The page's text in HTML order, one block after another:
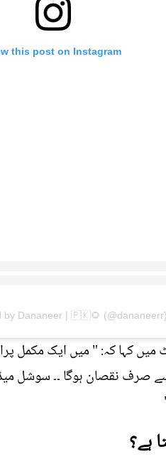
this post on Instagram
by Dananeer | 🇵🇰🌻 (@dananeerr)
کہا کہ: " میں ایک مکمل
ہے؟